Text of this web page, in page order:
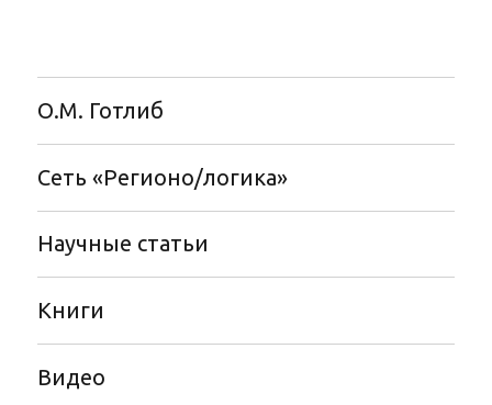
О.М. Готлиб
Сеть «Регионо/логика»
Научные статьи
Книги
Видео